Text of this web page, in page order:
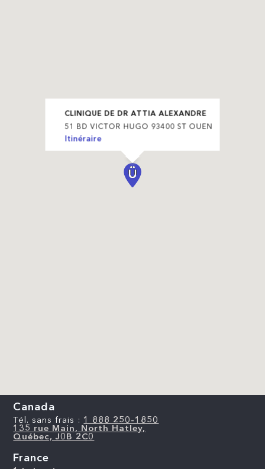
CLINIQUE DE DR ATTIA ALEXANDRE
51 BD VICTOR HUGO 93400 ST OUEN
Itinéraire
Canada
Tél. sans frais : 1 888 250-1850
135 rue Main, North Hatley,
Québec, J0B 2C0
France